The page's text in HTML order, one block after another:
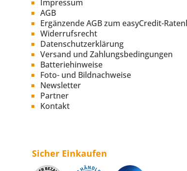
Impressum
AGB
Ergänzende AGB zum easyCredit-
Widerrufsrecht
Datenschutzerklärung
Versand und Zahlungsbedingungen
Batteriehinweise
Foto- und Bildnachweise
Newsletter
Partner
Kontakt
Sicher Einkaufen